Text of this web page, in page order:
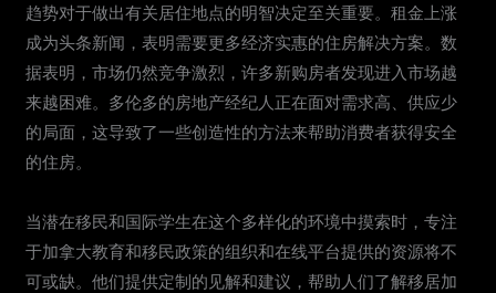
趋势对于做出有关居住地点的明智决定至关重要。租金上涨
成为头条新闻，表明需要更多经济实惠的住房解决方案。数
据表明，市场仍然竞争激烈，许多新购房者发现进入市场越
来越困难。多伦多的房地产经纪人正在面对需求高、供应少
的局面，这导致了一些创造性的方法来帮助消费者获得安全
的住房。
当潜在移民和国际学生在这个多样化的环境中摸索时，专注
于加拿大教育和移民政策的组织和在线平台提供的资源将不
可或缺。他们提供定制的见解和建议，帮助人们了解移居加